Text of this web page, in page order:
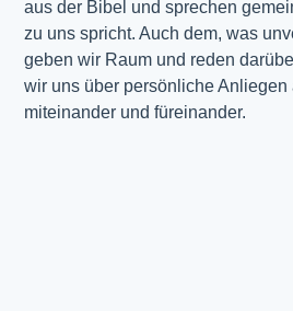
aus der Bibel und sprechen
zu uns spricht. Auch dem, was
geben wir Raum und reden
wir uns über persönliche Anliegen
miteinander und füreinander.